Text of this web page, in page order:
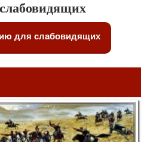
для слабовидящих